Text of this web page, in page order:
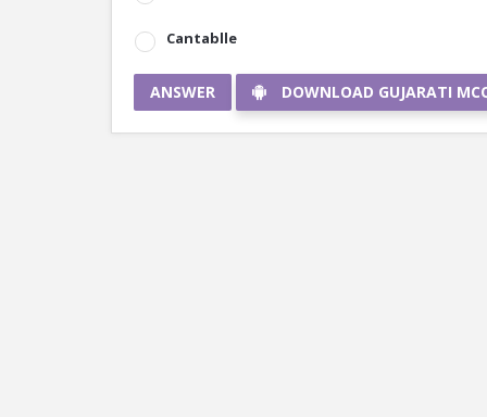
Cantablle
ANSWER DOWNLOAD GUJARATI